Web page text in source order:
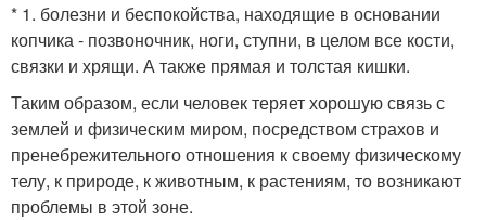
* 1. болезни и беспокойства, находящие в основании
копчика - позвоночник, ноги, ступни, в целом все кости,
связки и хрящи. А также прямая и толстая кишки.
Таким образом, если человек теряет хорошую связь с
землей и физическим миром, посредством страхов и
пренебрежительного отношения к своему физическому
телу, к природе, к животным, к растениям, то возникают
проблемы в этой зоне.